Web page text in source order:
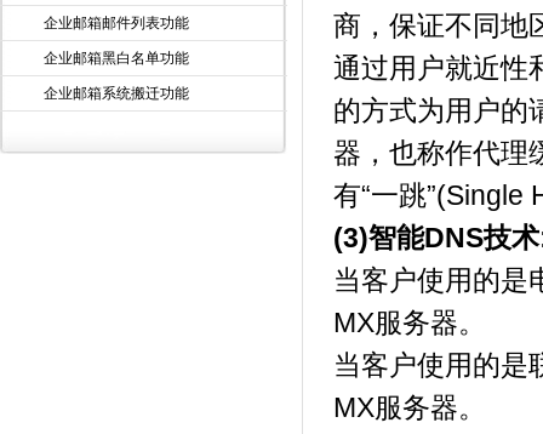
企业邮箱邮件列表功能
企业邮箱黑白名单功能
企业邮箱系统搬迁功能
商，保证不同地
通过用户就近性
的方式为用户的
器，也称作代理
有“一跳”(Single
(3)智能DNS技
当客户使用的是
MX服务器。
当客户使用的是
MX服务器。